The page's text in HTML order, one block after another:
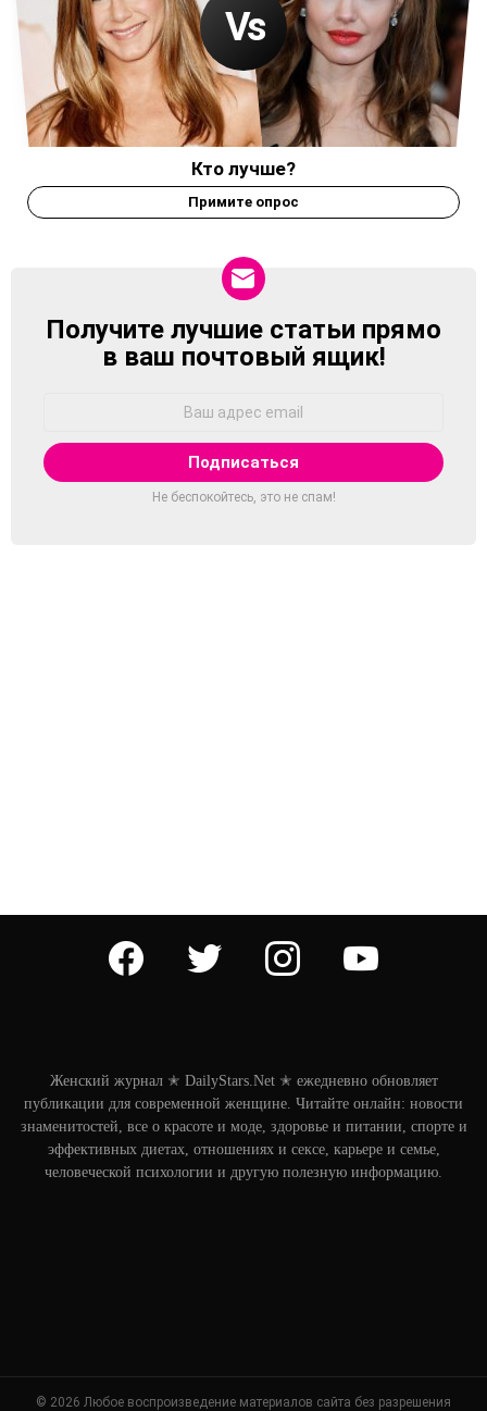
Кто лучше?
Примите опрос
NEWSLETTER
Получите лучшие статьи прямо
в ваш почтовый ящик!
Не беспокойтесь, это не спам!
facebook twitter instagram
Женский журнал ✭ DailyStars.Net ✭ ежедневно обновляет
публикации для современной женщине. Читайте онлайн: новости
знаменитостей, все о красоте и моде, здоровье и питании, спорте и
эффективных диетах, отношениях и сексе, карьере и семье,
человеческой психологии и другую полезную информацию.
© 2026 Любое воспроизведение материалов сайта без разрешения